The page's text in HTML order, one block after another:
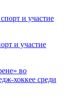
и участие